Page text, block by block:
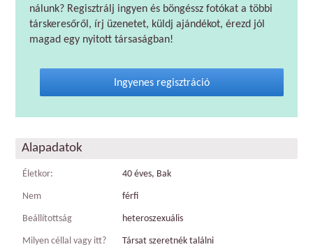
nálunk? Regisztrálj ingyen és böngéssz fotókat a többi
társkeresőről, írj üzenetet, küldj ajándékot, érezd jól
magad egy nyitott társaságban!
Ingyenes regisztráció
Alapadatok
Életkor: 40 éves, Bak
Nem férfi
Beállítottság heteroszexuális
Milyen céllal vagy itt? Társat szeretnék találni